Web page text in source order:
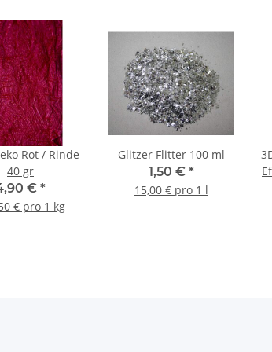
/ Rinde
40 gr
€ *
€ pro 1 kg
Glitzer Flitter 100 ml
1,50 € *
15,00 € pro 1 l